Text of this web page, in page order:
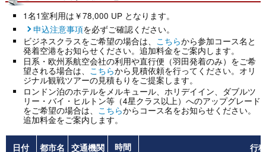
1名1室利用は￥78,000 UP となります。
申込注意事項を必ずご確認ください。
ビジネスクラスをご希望の場合は、
こちらから参加コース名と
発着空港をお知らせください。追加料金をご案内します。
日系・欧州系航空会社の利用や直行便（羽田発着のみ）をご希
望される場合は、 こちらから見積依頼を行ってください。オリ
ジナル観戦ツアーの見積もりをご提案します。
ロンドン泊のホテルをメルキュール、ホリデイイン、ダブルツ
リー・バイ・ヒルトン等（4星クラス以上）へのアップグレード
をご希望の場合は、 こちらからコース名をお知らせください。
追加料金をご案内します。
日付 都市名 交通機関 時間 行程